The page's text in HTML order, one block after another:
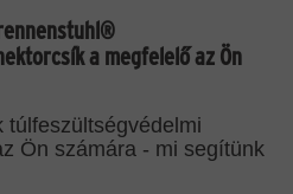
a megfelelő az Ön
túlfeszültségvédelmi
Ön számára - mi segítünk